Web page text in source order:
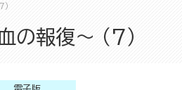
報復～ （7）